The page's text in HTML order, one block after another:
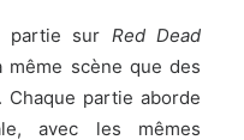
partie sur Red Dead
même scène que des
partie aborde
avec les mêmes